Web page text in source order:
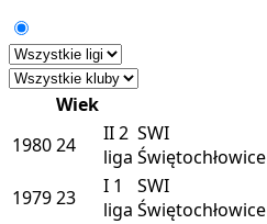
Wiek
198024 II2
liga
SWI
Świętochłowice
197923 I 1
liga
SWI
Świętochłowice